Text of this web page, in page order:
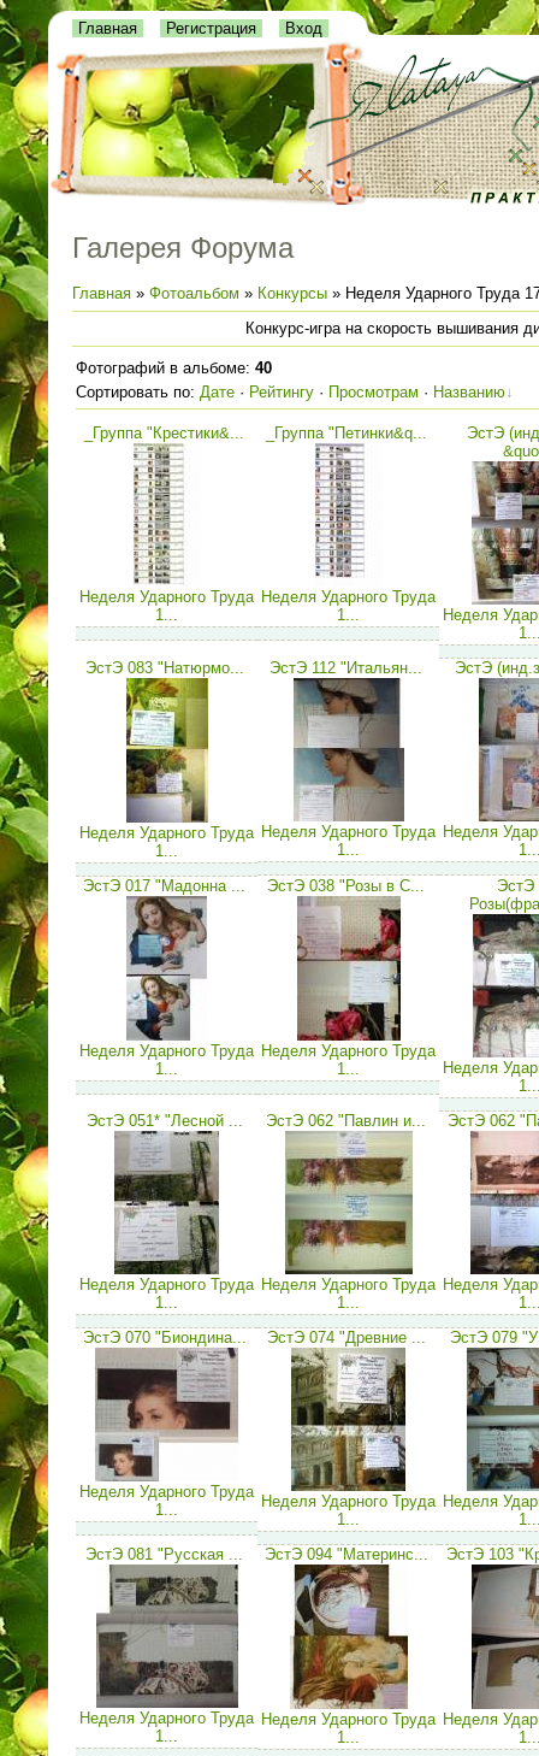
Главная Регистрация Вход
Галерея Форума
Главная » Фотоальбом » Конкурсы » Неделя Ударного Труда
Конкурс-игра на скорость вышивания
Фотографий в альбоме: 40
Сортировать по: Дате · Рейтингу · Просмотрам · Названию
_Группа "Крестики&...
Неделя Ударного Труда
1...
_Группа "Петинки&q...
Неделя Ударного Труда
1...
ЭстЭ
Неделя
ЭстЭ 083 "Натюрмо...
Неделя Ударного Труда
1...
ЭстЭ 112 "Итальян...
Неделя Ударного Труда
1...
ЭстЭ
Неделя
ЭстЭ 017 "Мадонна ...
Неделя Ударного Труда
1...
ЭстЭ 038 "Розы в С...
Неделя Ударного Труда
1...
ЭстЭ
Неделя
ЭстЭ 051* "Лесной ...
Неделя Ударного Труда
1...
ЭстЭ 062 "Павлин и...
Неделя Ударного Труда
1...
ЭстЭ 062
Неделя
ЭстЭ 070 "Биондина...
Неделя Ударного Труда
1...
ЭстЭ 074 "Древние ...
Неделя Ударного Труда
1...
ЭстЭ 079
Неделя
ЭстЭ 081 "Русская ...
Неделя Ударного Труда
1...
ЭстЭ 094 "Материнс...
Неделя Ударного Труда
1...
ЭстЭ 103
Неделя